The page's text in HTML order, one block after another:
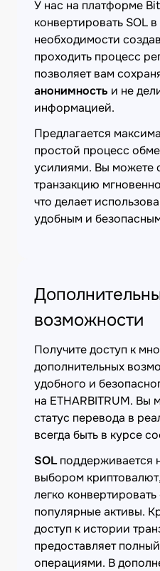
У нас на платформе
конвертировать SOL
необходимости
проходить процесс
позволяет вам
анонимность и не
информацией.
Предлагается
простой процесс
усилиями. Вы можете
транзакцию
что делает
удобным и
возможности
Получите доступ к
дополнительных
удобного и
на ETHARBITRUM. Вы
статус перевода в
всегда быть в курсе
SOLподдерживается
выбором
легко
популярные активы.
доступ к истории
предоставляет
операциями. В